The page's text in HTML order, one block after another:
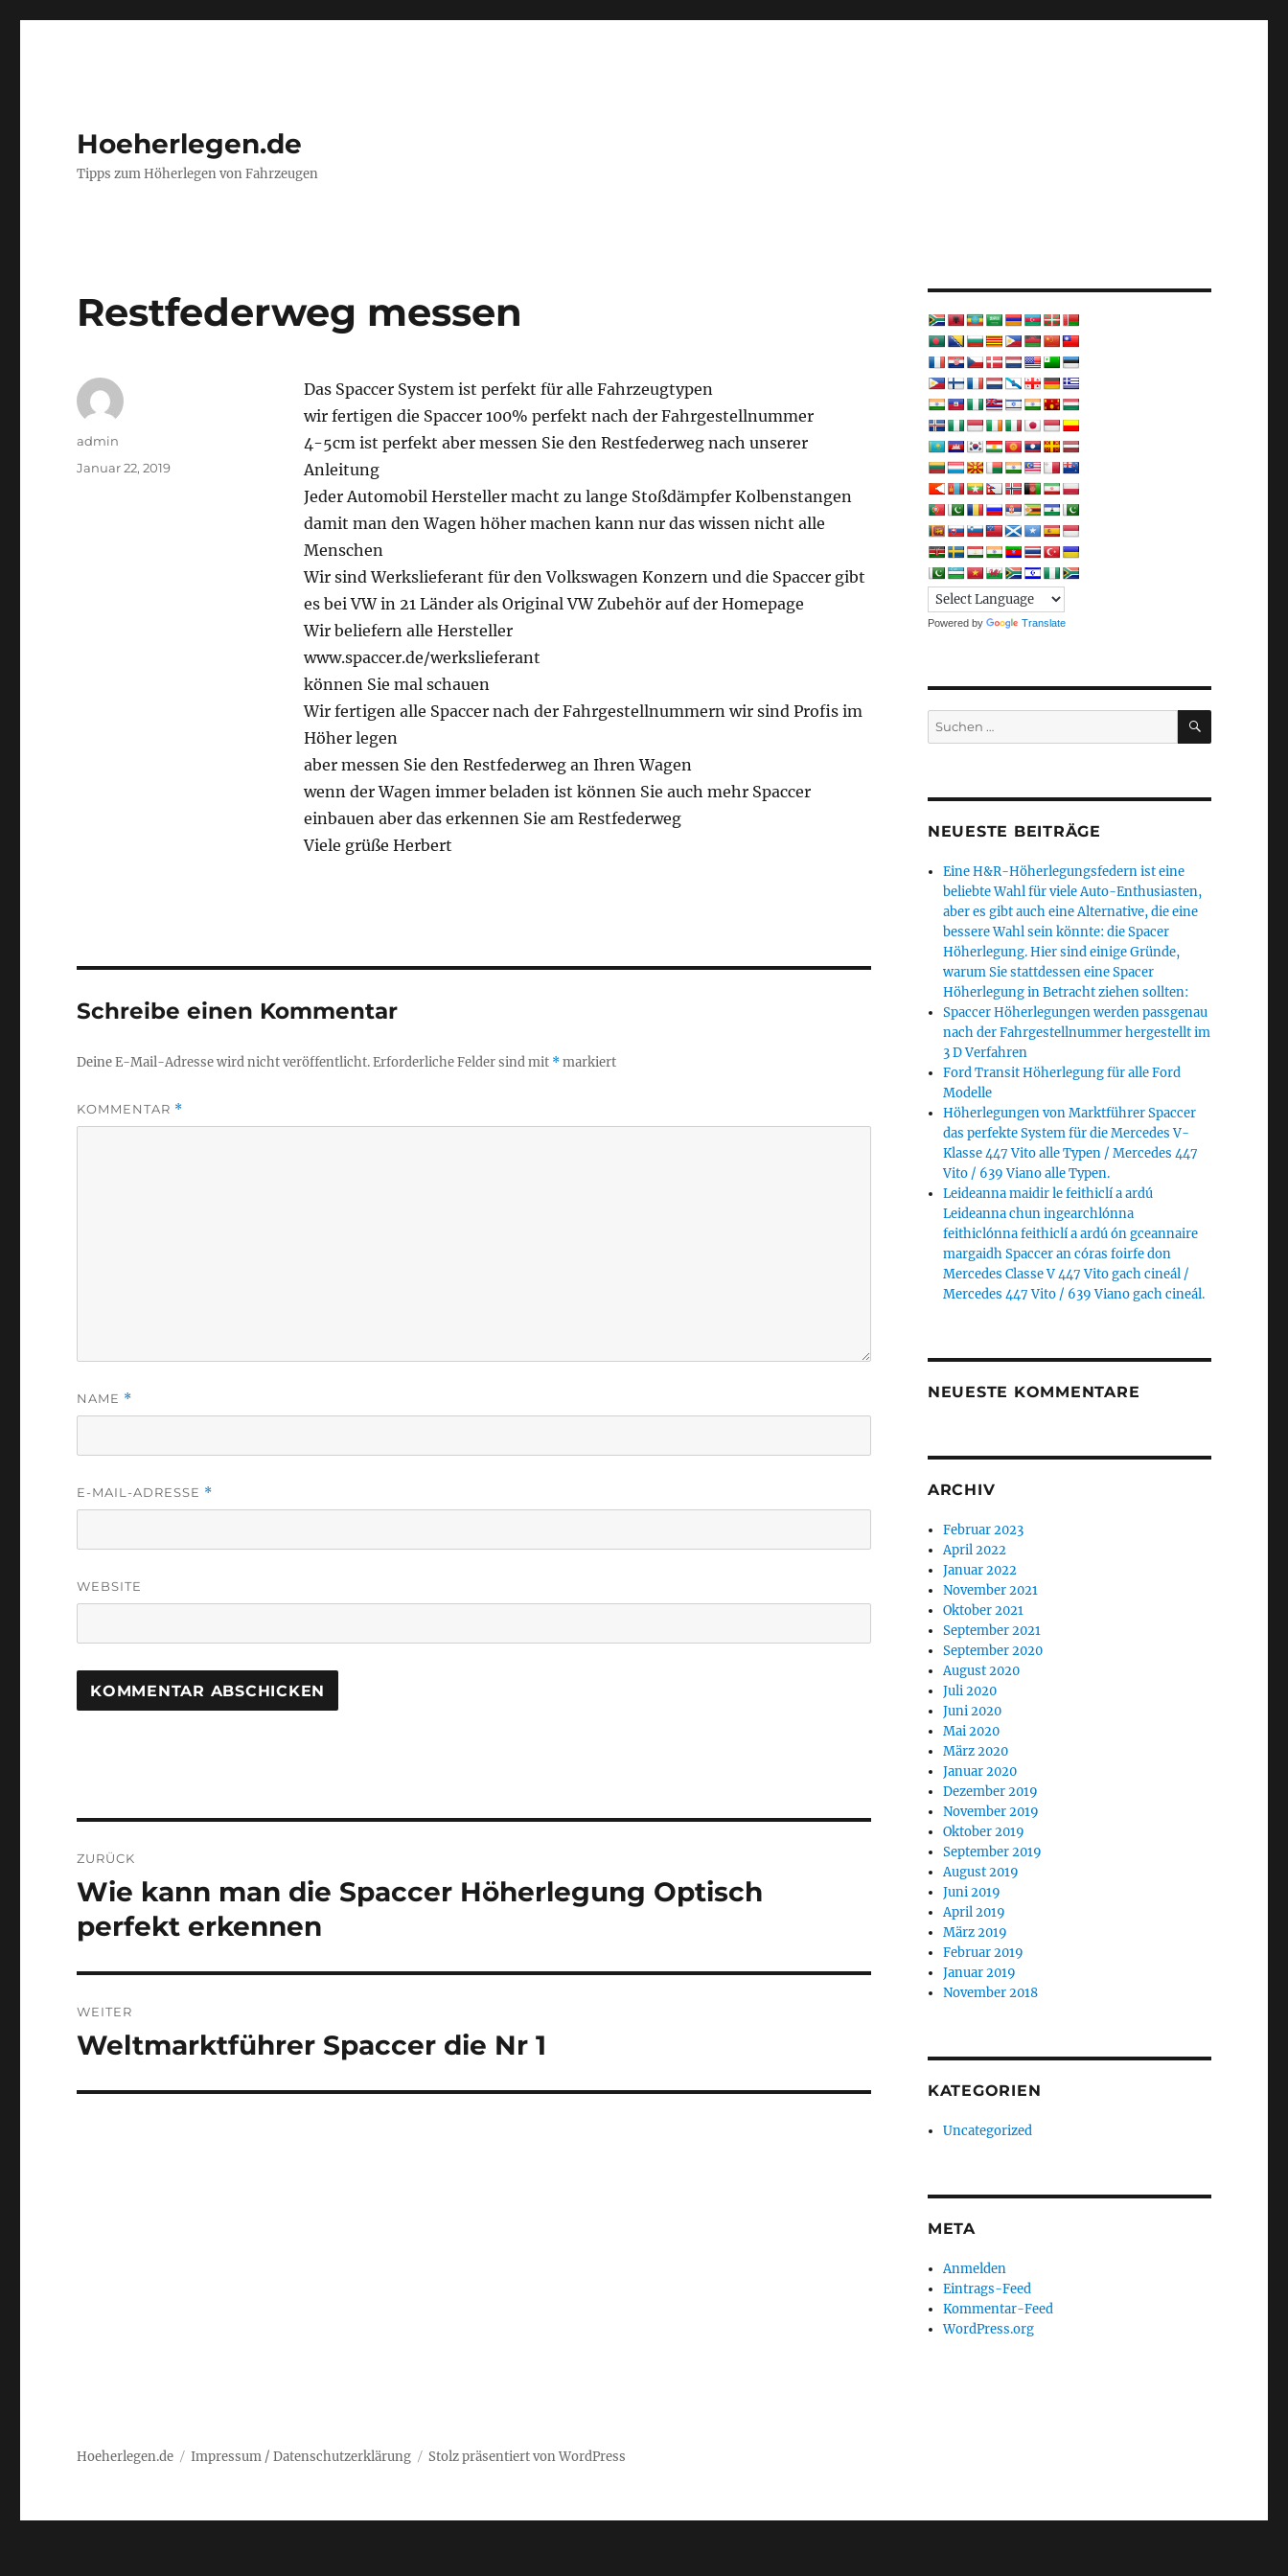
Hoeherlegen.de
Tipps zum Höherlegen von Fahrzeugen
Restfederweg messen
Das Spaccer System ist perfekt für alle Fahrzeugtypen
wir fertigen die Spaccer 100% perfekt nach der Fahrgestellnummer
4-5cm ist perfekt aber messen Sie den Restfederweg nach unserer
Anleitung
Jeder Automobil Hersteller macht zu lange Stoßdämpfer Kolbenstangen
damit man den Wagen höher machen kann nur das wissen nicht alle
Menschen
Wir sind Werkslieferant für den Volkswagen Konzern und die Spaccer gibt
es bei VW in 21 Länder als Original VW Zubehör auf der Homepage
Wir beliefern alle Hersteller
www.spaccer.de/werkslieferant
können Sie mal schauen
Wir fertigen alle Spaccer nach der Fahrgestellnummern wir sind Profis im
Höher legen
aber messen Sie den Restfederweg an Ihren Wagen
wenn der Wagen immer beladen ist können Sie auch mehr Spaccer
einbauen aber das erkennen Sie am Restfederweg
Viele grüße Herbert
Autor
admin
Veröffentlicht
Januar 22, 2019
Schreibe einen Kommentar
Deine E-Mail-Adresse wird nicht veröffentlicht.Erforderliche Felder sind mit *markiert
KOMMENTAR *
NAME *
E-MAIL-ADRESSE *
WEBSITE
ZURÜCK
Vorheriger
Beitrag:
Wie kann man die Spaccer Höherlegung Optisch
perfekt erkennen
WEITER
Nächster
Weltmarktführer Spaccer die Nr 1
Powered by Translate
Suchen
nach:
SUCHEN
NEUESTE BEITRÄGE
Eine H&R-Höherlegungsfedern ist eine
beliebte Wahl für viele Auto-Enthusiasten,
aber es gibt auch eine Alternative, die eine
bessere Wahl sein könnte: die Spacer
Höherlegung. Hier sind einige Gründe,
warum Sie stattdessen eine Spacer
Höherlegung in Betracht ziehen sollten:
Spaccer Höherlegungen werden passgenau
nach der Fahrgestellnummer hergestellt im
3 D Verfahren
Ford Transit Höherlegung für alle Ford
Modelle
Höherlegungen von Marktführer Spaccer
das perfekte System für die Mercedes V-
Klasse 447 Vito alle Typen / Mercedes 447
Vito / 639 Viano alle Typen.
Leideanna maidir le feithiclí a ardú
Leideanna chun ingearchlónna
feithiclónna feithiclí a ardú ón gceannaire
margaidh Spaccer an córas foirfe don
Mercedes Classe V 447 Vito gach cineál /
Mercedes 447 Vito / 639 Viano gach cineál.
NEUESTE KOMMENTARE
ARCHIV
Februar 2023
April 2022
Januar 2022
November 2021
Oktober 2021
September 2021
September 2020
August 2020
Juli 2020
Juni 2020
Mai 2020
März 2020
Januar 2020
Dezember 2019
November 2019
Oktober 2019
September 2019
August 2019
Juni 2019
April 2019
März 2019
Februar 2019
Januar 2019
November 2018
KATEGORIEN
Uncategorized
META
Anmelden
Eintrags-Feed
Kommentar-Feed
WordPress.org
Hoeherlegen.de Impressum / Datenschutzerklärung Stolz präsentiert von WordPress